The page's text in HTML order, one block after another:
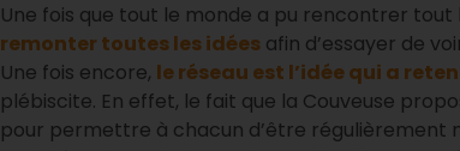
Une fois que tout le monde a pu rencontrer tout
remonter toutes les idées afin d’essayer de
Une fois encore, le réseau est l’idée qui a
plébiscite. En effet, le fait que la Couveuse
pour permettre à chacun d’être régulièrement